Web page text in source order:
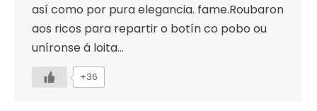
así como por pura elegancia. fame.Roubaron
aos ricos para repartir o botín co pobo ou
uníronse á loita…
+36